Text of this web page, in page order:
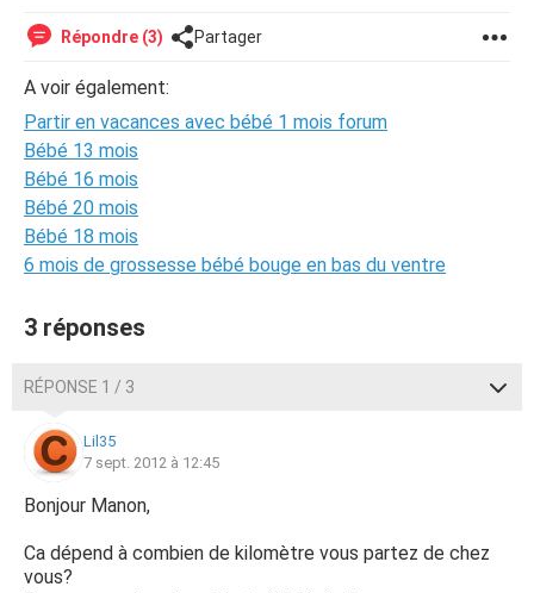
Répondre (3) Partager
A voir également:
Partir en vacances avec bébé 1 mois forum
Bébé 13 mois
Bébé 16 mois
Bébé 20 mois
Bébé 18 mois
6 mois de grossesse bébé bouge en bas du ventre
3 réponses
RÉPONSE 1 / 3
Lil35
7 sept. 2012 à 12:45
Bonjour Manon,
Ca dépend à combien de kilomètre vous partez de chez
vous?